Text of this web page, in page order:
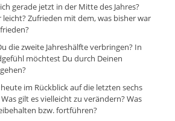
gerade jetzt in der Mitte des Jahres?
leicht? Zufrieden mit dem, was bisher war
die zweite Jahreshälfte verbringen? In
möchtest Du durch Deinen
im Rückblick auf die letzten sechs
gilt es vielleicht zu verändern? Was
bzw. fortführen?